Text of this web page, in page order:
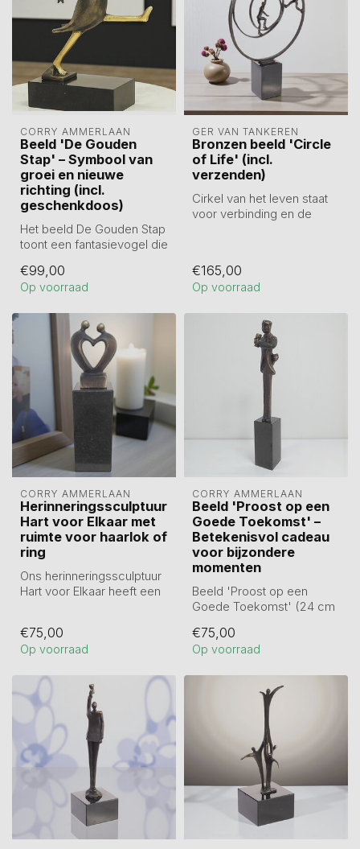
CORRY AMMERLAAN
Beeld 'De Gouden
Stap' – Symbool van
groei en nieuwe
richting (incl.
geschenkdoos)
Het beeld De Gouden Stap
toont een fantasievogel die
symboli...
€99,00
Op voorraad
GER VAN TANKEREN
Bronzen beeld 'Circle
of Life' (incl.
verzenden)
Cirkel van het leven staat
voor verbinding en de
€165,00
Op voorraad
CORRY AMMERLAAN
Herinneringssculptuur
Hart voor Elkaar met
ruimte voor haarlok of
ring
Ons herinneringssculptuur
Hart voor Elkaar heeft een
€75,00
Op voorraad
CORRY AMMERLAAN
Beeld 'Proost op een
Goede Toekomst' –
Betekenisvol cadeau
voor bijzondere
momenten
Beeld 'Proost op een
Goede Toekomst' (24 cm
verbronsd...
€75,00
Op voorraad